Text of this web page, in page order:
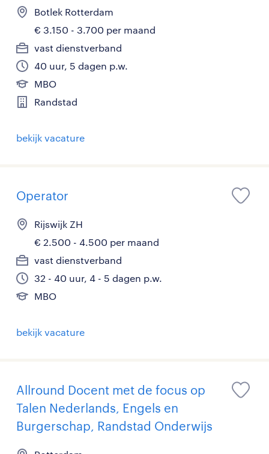
Botlek Rotterdam
€ 3.150 - 3.700 per maand
vast dienstverband
40 uur, 5 dagen p.w.
MBO
Randstad
bekijk vacature
Operator
Rijswijk ZH
€ 2.500 - 4.500 per maand
vast dienstverband
32 - 40 uur, 4 - 5 dagen p.w.
MBO
bekijk vacature
Allround Docent met de focus op
Talen Nederlands, Engels en
Burgerschap, Randstad Onderwijs